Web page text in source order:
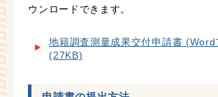
ウンロードできます。
地籍調査測量成果交付申請書 (Word
(27KB)